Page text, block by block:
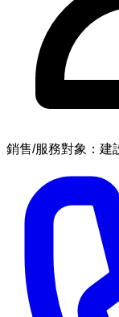
銷售/服務對象：建